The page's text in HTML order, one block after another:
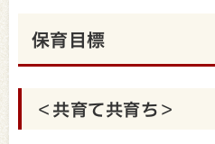
保育目標
＜共育て共育ち＞